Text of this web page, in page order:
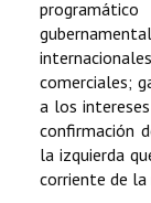
comerciales;
a los
confirmación
la izquierda
corriente de